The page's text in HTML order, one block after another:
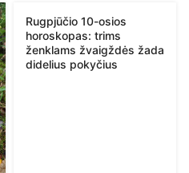
Rugpjūčio 10-osios
horoskopas: trims
ženklams žvaigždės žada
didelius pokyčius